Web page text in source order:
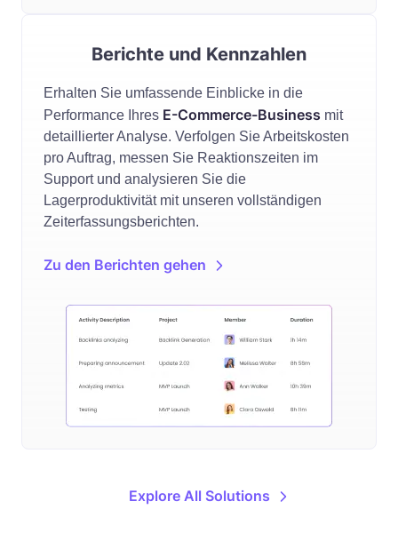
Berichte und Kennzahlen
Erhalten Sie umfassende Einblicke in die
Performance Ihres E-Commerce-Business mit
detaillierter Analyse. Verfolgen Sie Arbeitskosten
pro Auftrag, messen Sie Reaktionszeiten im
Support und analysieren Sie die
Lagerproduktivität mit unseren vollständigen
Zeiterfassungsberichten.
Zu den Berichten gehen
Explore All Solutions